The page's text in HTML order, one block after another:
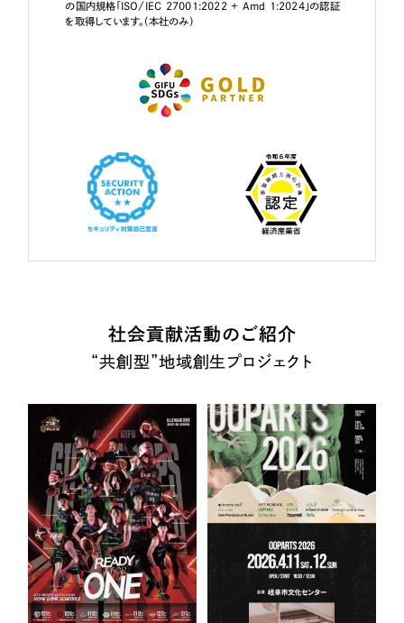
の国内規格「ISO/IEC 27001:2022 + Amd 1:2024」の認証
を取得しています。（本社のみ）
社会貢献活動のご紹介
“共創型”地域創生プロジェクト